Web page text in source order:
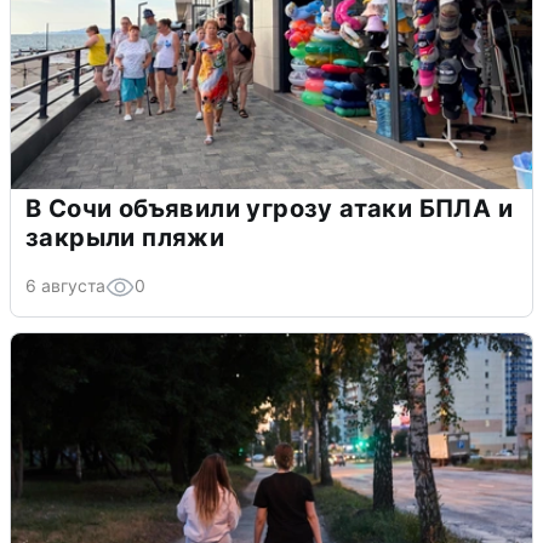
В Сочи объявили угрозу атаки БПЛА и
закрыли пляжи
6 августа 0